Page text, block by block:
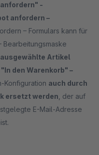
-
anfordern –
– Formulars kann für
Bearbeitungsmaske
Artikel
"In den Warenkorb" –
Konfiguration auch durch
ersetzt werden , der auf
E-Mail-Adresse